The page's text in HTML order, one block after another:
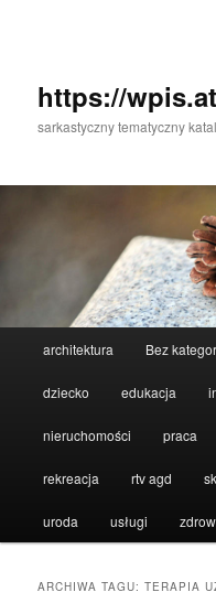
https://
sarkastyczny tematyczny
architektura Bez
dziecko edukacja
nieruchomości praca
rekreacja rtv agd
uroda usługi
ARCHIWA TAGU:TERAPIA